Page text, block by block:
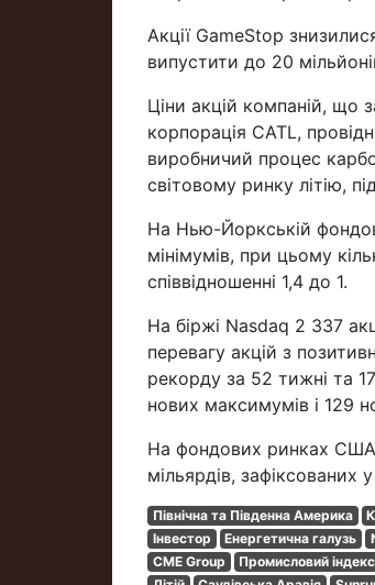
Акції GameStop
випустити до 20
Ціни акцій компаній, що
корпорація CATL,
виробничий процес
світовому ринку літію,
На Нью-Йоркській
мінімумів, при цьому
співвідношенні 1,4 до 1.
На біржі Nasdaq 2 337
перевагу акцій з
рекорду за 52 тижні та
нових максимумів і 129
На фондових ринках США
мільярдів,
Північна та Південна Америка
Інвестор
Енергетична галузь
CME Group
Промисловий